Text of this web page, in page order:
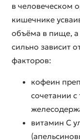
в человеческом
кишечнике
объёма в пище, а
сильно зависит
факторов:
кофеин
сочетании с
витамин С